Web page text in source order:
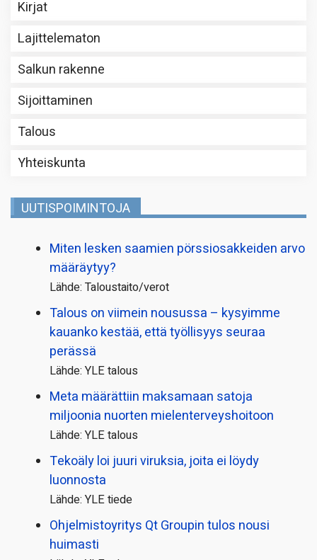
Kirjat
Lajittelematon
Salkun rakenne
Sijoittaminen
Talous
Yhteiskunta
UUTISPOIMINTOJA
Miten lesken saamien pörssi­osakkeiden arvo
määräytyy?
Lähde: Taloustaito/verot
Talous on viimein nousussa – kysyimme
kauanko kestää, että työllisyys seuraa
perässä
Lähde: YLE talous
Meta määrättiin maksamaan satoja
miljoonia nuorten mielenterveyshoitoon
Lähde: YLE talous
Tekoäly loi juuri viruksia, joita ei löydy
luonnosta
Lähde: YLE tiede
Ohjelmistoyritys Qt Groupin tulos nousi
huimasti